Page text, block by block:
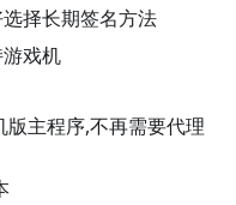
择长期签名方法
戏机
主程序,不再需要代理